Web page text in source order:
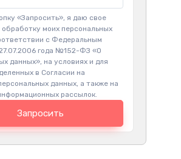
«Запросить», я даю свое
обработку моих персональных
с Федеральным
года №152-ФЗ «О
данных», на условиях и для
в Согласии на
данных, а также на
рассылок.
Запросить